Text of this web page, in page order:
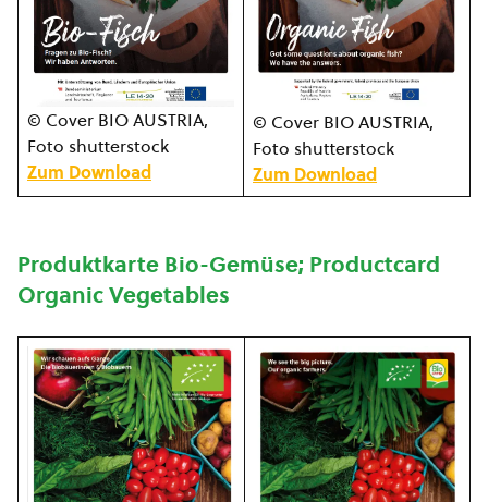
© Cover BIO AUSTRIA,
Foto shutterstock
Zum Download
© Cover BIO AUSTRIA,
Foto shutterstock
Zum Download
Produktkarte Bio-Gemüse; Productcard
Organic Vegetables